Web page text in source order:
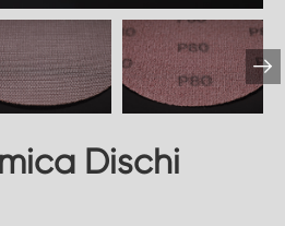

Dischi